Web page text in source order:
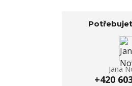
Jana
+420